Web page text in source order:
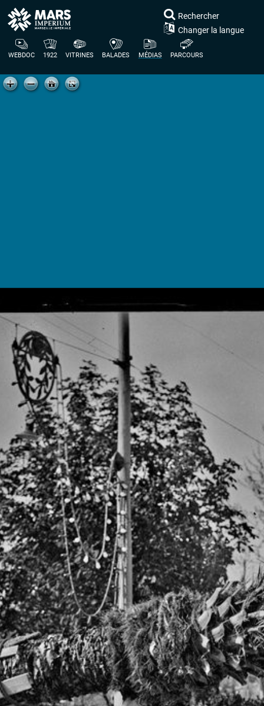
WEBDOC 1922 VITRINES BALADES MÉDIAS PARCOURS
Rechercher
Changer la langue